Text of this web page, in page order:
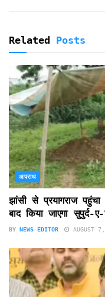
Related Posts
अपराध
झांसी से प्रयागराज
बाद किया जाएगा सुपुर्द-
BY NEWS-EDITOR AUGUST